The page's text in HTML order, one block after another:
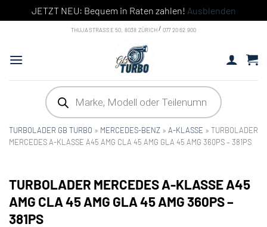
JETZT NEU: Bequem in Raten zahlen! Ausblenden
content
THUJASTRASSE 50, 8038 ZÜRICH/ 077 20 62 900
Products
search
TURBOLADER GB TURBO » MERCEDES-BENZ » A-KLASSE » TURBOLADER
MERCEDES A-KLASSE A45 AMG CLA 45 AMG GLA 45 AMG 360PS – 381PS
TURBOLADER MERCEDES A-KLASSE A45
AMG CLA 45 AMG GLA 45 AMG 360PS –
381PS